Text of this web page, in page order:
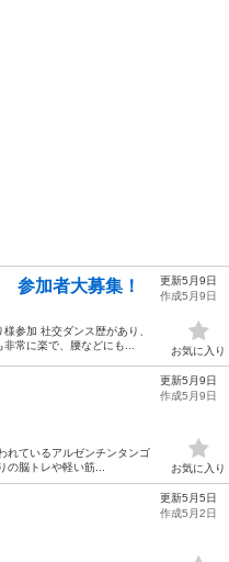
参加者大募集！
参加 社交ダンス歴があり、
常に楽で、腰などにも...
更新5月9日
作成5月9日
お気に入り
ているアルゼンチンタンゴ
脳トレや軽い筋...
更新5月9日
作成5月9日
お気に入り
更新5月5日
作成5月2日